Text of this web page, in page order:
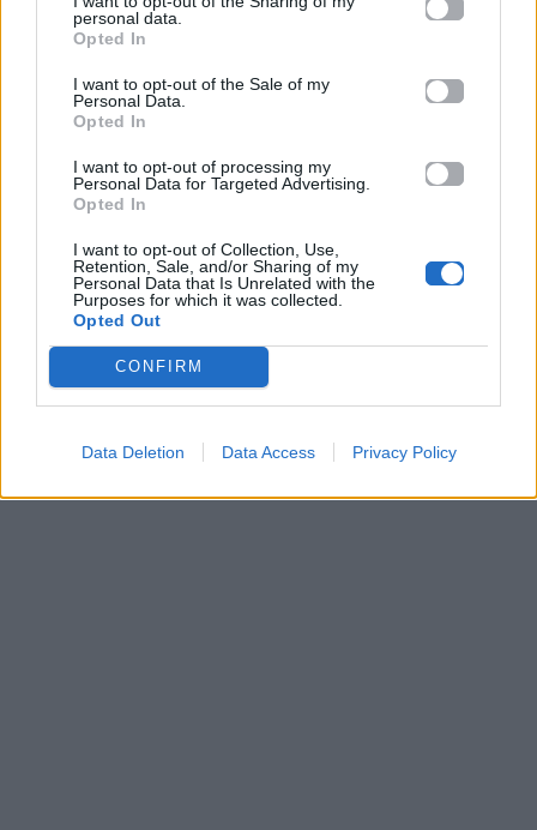
personal data.
Opted In
I want to opt-out of the Sale of my
Personal Data.
Opted In
I want to opt-out of processing my
Personal Data for Targeted Advertising.
Opted In
I want to opt-out of Collection, Use,
Retention, Sale, and/or Sharing of my
Personal Data that Is Unrelated with the
Purposes for which it was collected.
Opted Out
CONFIRM
Data Deletion Data Access Privacy Policy